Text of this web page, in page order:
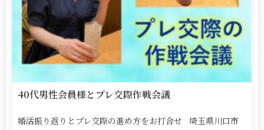
40代男性会員様とプレ交際作戦会議
婚活振り返りとプレ交際の進め方をお打合せ 埼玉県川口市